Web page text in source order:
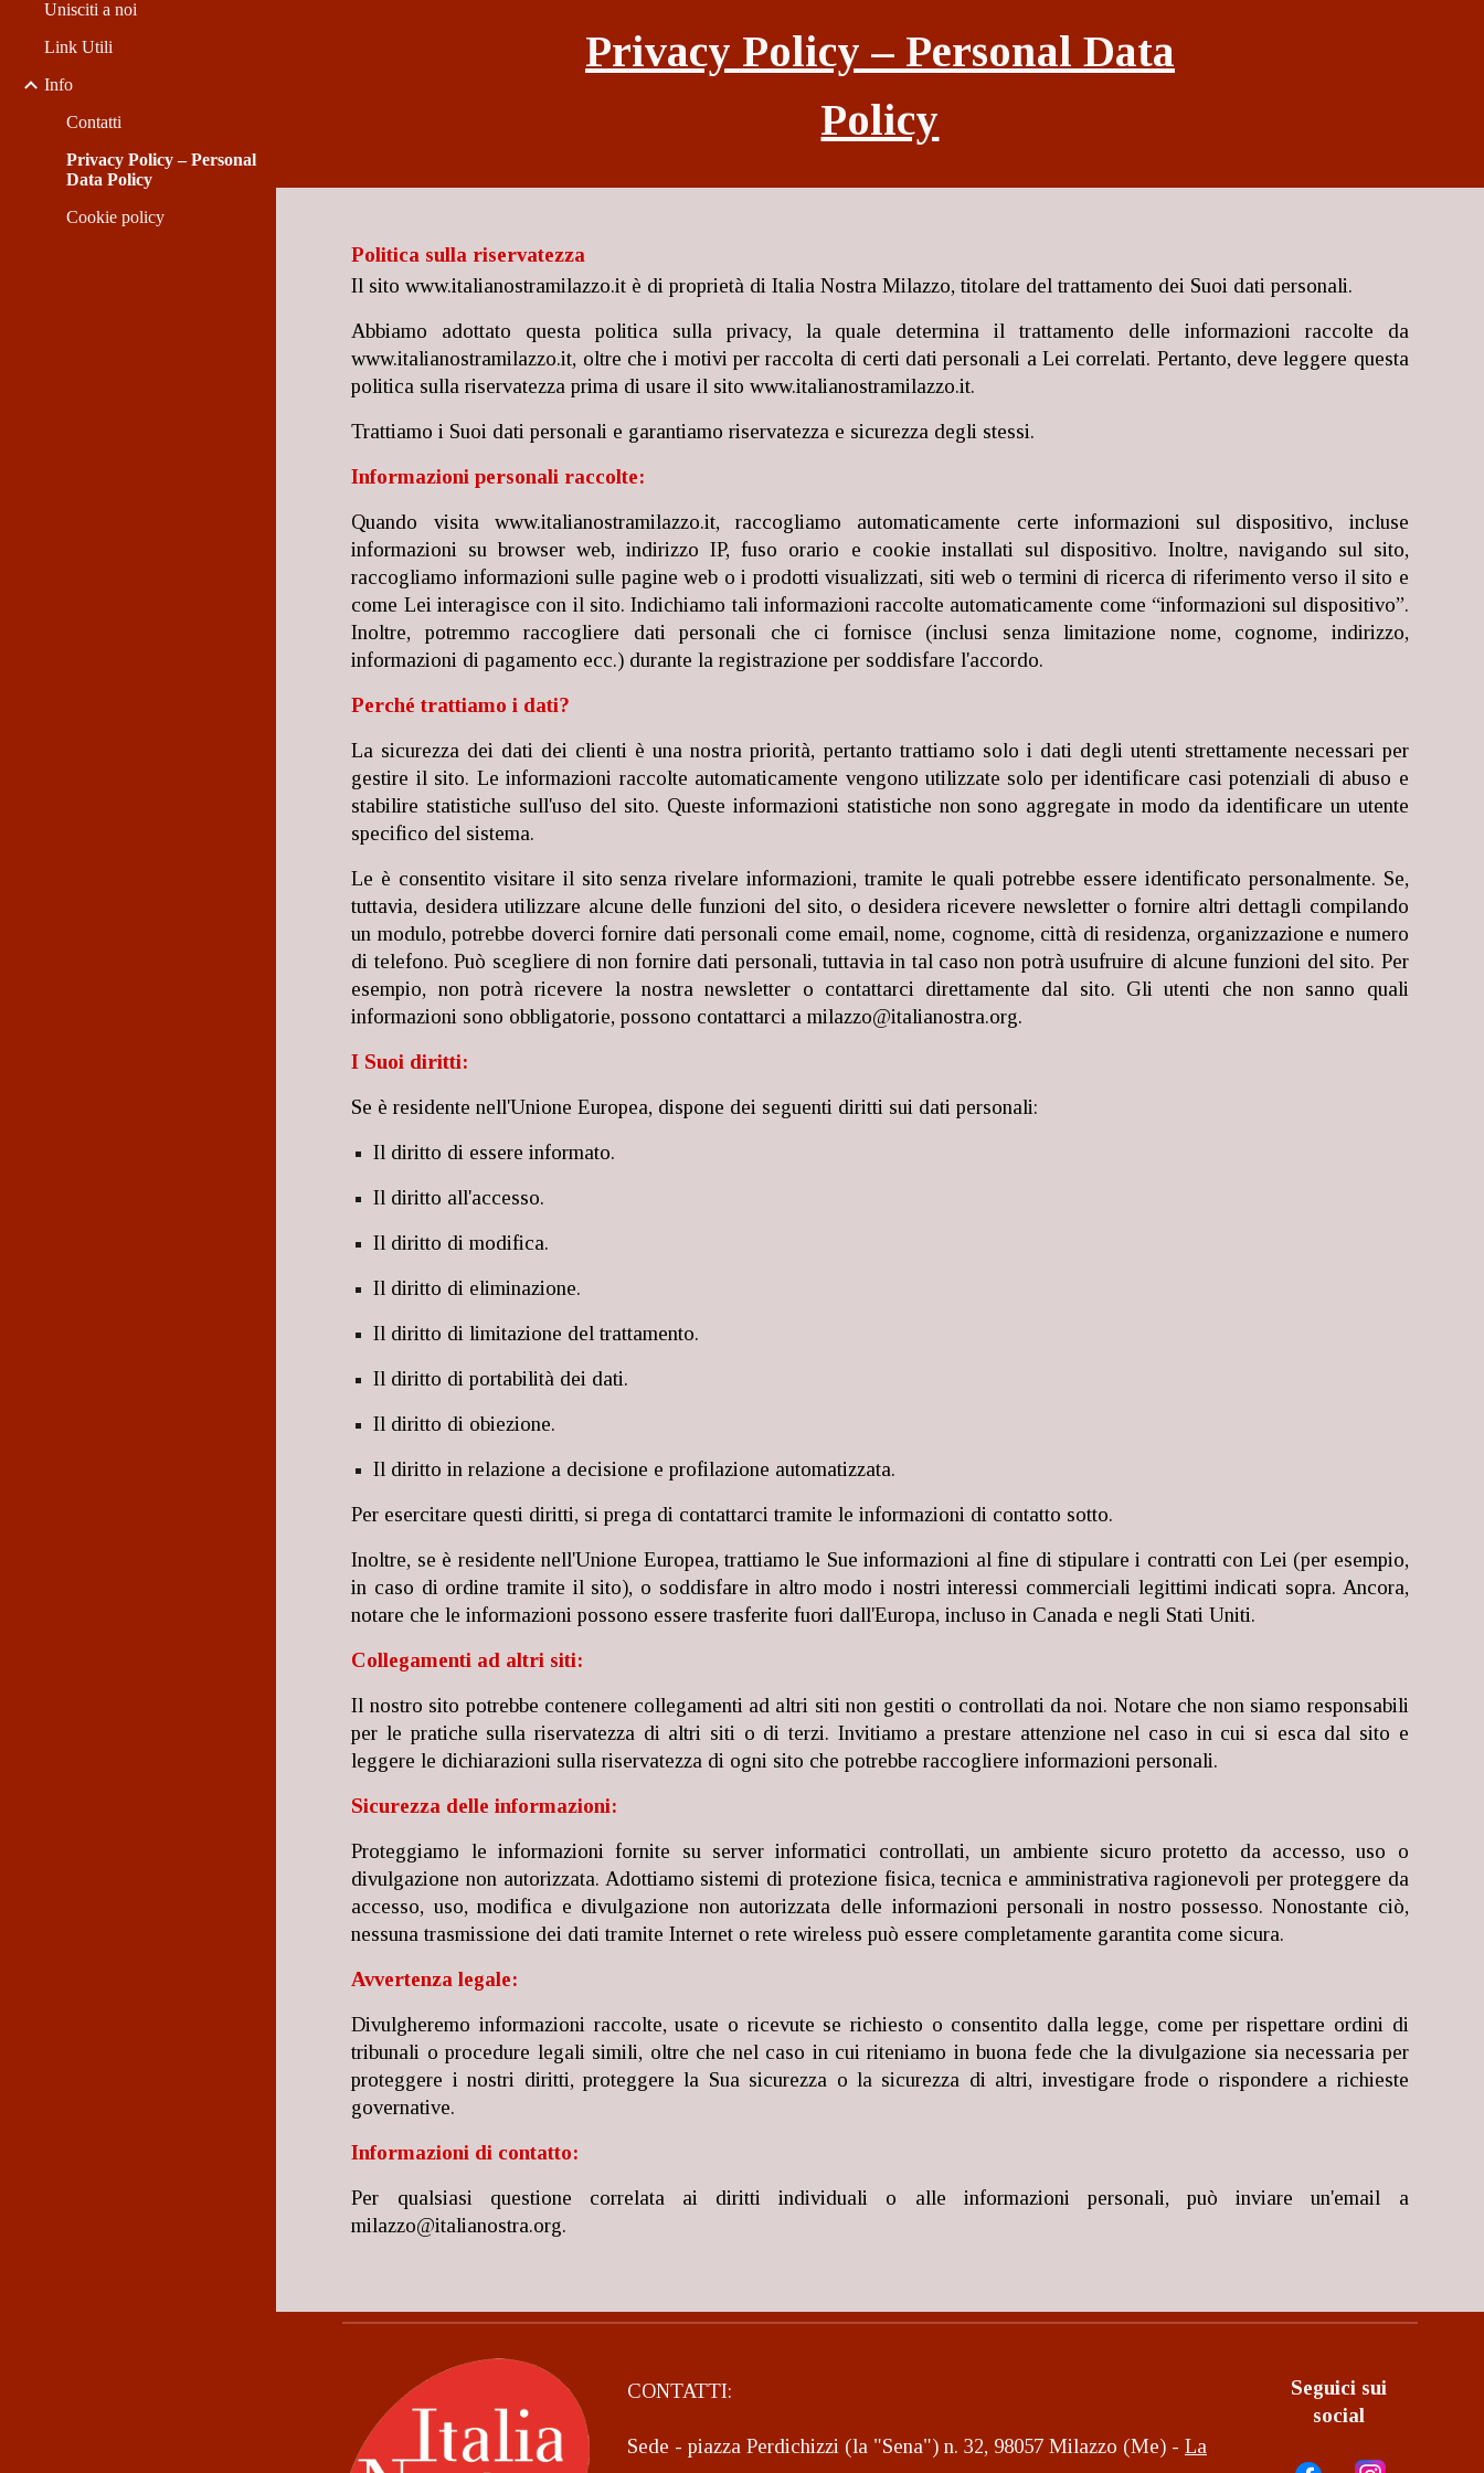
Unisciti a noi
Link Utili
Info
Contatti
Privacy Policy – Personal
Data Policy
Cookie policy
Privacy Policy – Personal Data
Policy
Politica sulla riservatezza
Il sito www.italianostramilazzo.it è di proprietà di Italia Nostra Milazzo, titolare del trattamento dei Suoi dati personali.
Abbiamo adottato questa politica sulla privacy, la quale determina il trattamento delle informazioni raccolte da
www.italianostramilazzo.it, oltre che i motivi per raccolta di certi dati personali a Lei correlati. Pertanto, deve leggere questa
politica sulla riservatezza prima di usare il sito www.italianostramilazzo.it.
Trattiamo i Suoi dati personali e garantiamo riservatezza e sicurezza degli stessi.
Informazioni personali raccolte:
Quando visita www.italianostramilazzo.it, raccogliamo automaticamente certe informazioni sul dispositivo, incluse
informazioni su browser web, indirizzo IP, fuso orario e cookie installati sul dispositivo. Inoltre, navigando sul sito,
raccogliamo informazioni sulle pagine web o i prodotti visualizzati, siti web o termini di ricerca di riferimento verso il sito e
come Lei interagisce con il sito. Indichiamo tali informazioni raccolte automaticamente come “informazioni sul dispositivo”.
Inoltre, potremmo raccogliere dati personali che ci fornisce (inclusi senza limitazione nome, cognome, indirizzo,
informazioni di pagamento ecc.) durante la registrazione per soddisfare l'accordo.
Perché trattiamo i dati?
La sicurezza dei dati dei clienti è una nostra priorità, pertanto trattiamo solo i dati degli utenti strettamente necessari per
gestire il sito. Le informazioni raccolte automaticamente vengono utilizzate solo per identificare casi potenziali di abuso e
stabilire statistiche sull'uso del sito. Queste informazioni statistiche non sono aggregate in modo da identificare un utente
specifico del sistema.
Le è consentito visitare il sito senza rivelare informazioni, tramite le quali potrebbe essere identificato personalmente. Se,
tuttavia, desidera utilizzare alcune delle funzioni del sito, o desidera ricevere newsletter o fornire altri dettagli compilando
un modulo, potrebbe doverci fornire dati personali come email, nome, cognome, città di residenza, organizzazione e numero
di telefono. Può scegliere di non fornire dati personali, tuttavia in tal caso non potrà usufruire di alcune funzioni del sito. Per
esempio, non potrà ricevere la nostra newsletter o contattarci direttamente dal sito. Gli utenti che non sanno quali
informazioni sono obbligatorie, possono contattarci a milazzo@italianostra.org.
I Suoi diritti:
Se è residente nell'Unione Europea, dispone dei seguenti diritti sui dati personali:
Il diritto di essere informato.
Il diritto all'accesso.
Il diritto di modifica.
Il diritto di eliminazione.
Il diritto di limitazione del trattamento.
Il diritto di portabilità dei dati.
Il diritto di obiezione.
Il diritto in relazione a decisione e profilazione automatizzata.
Per esercitare questi diritti, si prega di contattarci tramite le informazioni di contatto sotto.
Inoltre, se è residente nell'Unione Europea, trattiamo le Sue informazioni al fine di stipulare i contratti con Lei (per esempio,
in caso di ordine tramite il sito), o soddisfare in altro modo i nostri interessi commerciali legittimi indicati sopra. Ancora,
notare che le informazioni possono essere trasferite fuori dall'Europa, incluso in Canada e negli Stati Uniti.
Collegamenti ad altri siti:
Il nostro sito potrebbe contenere collegamenti ad altri siti non gestiti o controllati da noi. Notare che non siamo responsabili
per le pratiche sulla riservatezza di altri siti o di terzi. Invitiamo a prestare attenzione nel caso in cui si esca dal sito e
leggere le dichiarazioni sulla riservatezza di ogni sito che potrebbe raccogliere informazioni personali.
Sicurezza delle informazioni:
Proteggiamo le informazioni fornite su server informatici controllati, un ambiente sicuro protetto da accesso, uso o
divulgazione non autorizzata. Adottiamo sistemi di protezione fisica, tecnica e amministrativa ragionevoli per proteggere da
accesso, uso, modifica e divulgazione non autorizzata delle informazioni personali in nostro possesso. Nonostante ciò,
nessuna trasmissione dei dati tramite Internet o rete wireless può essere completamente garantita come sicura.
Avvertenza legale:
Divulgheremo informazioni raccolte, usate o ricevute se richiesto o consentito dalla legge, come per rispettare ordini di
tribunali o procedure legali simili, oltre che nel caso in cui riteniamo in buona fede che la divulgazione sia necessaria per
proteggere i nostri diritti, proteggere la Sua sicurezza o la sicurezza di altri, investigare frode o rispondere a richieste
governative.
Informazioni di contatto:
Per qualsiasi questione correlata ai diritti individuali o alle informazioni personali, può inviare un'email a
milazzo@italianostra.org.
CONTATTI:
Sede - piazza Perdichizzi (la "Sena") n. 32, 98057 Milazzo (Me) - La
Seguici sui
social